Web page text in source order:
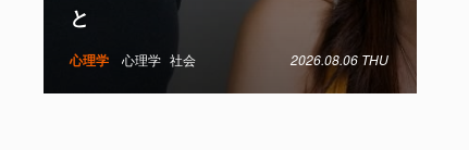
心理学 心理学 社会 2026.08.06 THU
と